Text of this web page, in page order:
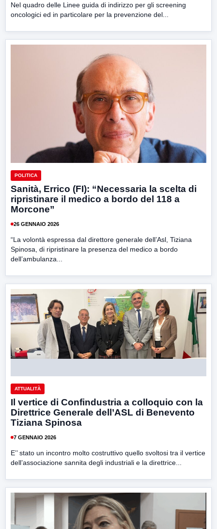
Nel quadro delle Linee guida di indirizzo per gli screening
oncologici ed in particolare per la prevenzione del...
POLITICA
Sanità, Errico (FI): “Necessaria la scelta di
ripristinare il medico a bordo del 118 a
Morcone”
26 GENNAIO 2026
“La volontà espressa dal direttore generale dell’Asl, Tiziana
Spinosa, di ripristinare la presenza del medico a bordo
dell’ambulanza...
ATTUALITÀ
Il vertice di Confindustria a colloquio con la
Direttrice Generale dell’ASL di Benevento
Tiziana Spinosa
7 GENNAIO 2026
E’’ stato un incontro molto costruttivo quello svoltosi tra il vertice
dell’associazione sannita degli industriali e la direttrice...